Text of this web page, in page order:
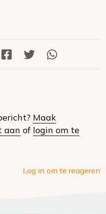
Deel
Deel
Deel
Maak
aan of login om te
Log in om te reageren